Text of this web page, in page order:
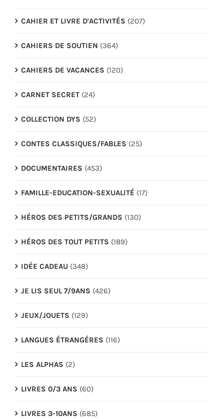
CAHIER ET LIVRE D'ACTIVITÉS (207)
CAHIERS DE SOUTIEN (364)
CAHIERS DE VACANCES (120)
CARNET SECRET (24)
COLLECTION DYS (52)
CONTES CLASSIQUES/FABLES (25)
DOCUMENTAIRES (453)
FAMILLE-EDUCATION-SEXUALITÉ (17)
HÉROS DES PETITS/GRANDS (130)
HÉROS DES TOUT PETITS (189)
IDÉE CADEAU (348)
JE LIS SEUL 7/9ANS (426)
JEUX/JOUETS (129)
LANGUES ÉTRANGÉRES (116)
LES ALPHAS (2)
LIVRES 0/3 ANS (60)
LIVRES 3-10ANS (685)